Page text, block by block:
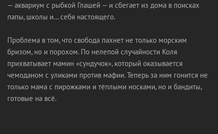
— аквариум с рыбкой Глашей — и сбегает из дома в поисках
папы, школы и... себя настоящего.
Проблема в том, что свобода пахнет не только морским
бризом, но и порохом. По нелепой случайности Коля
прихватывает мамин «сундучок», который оказывается
чемоданом с уликами против мафии. Теперь за ним гонится не
только мама с пирожками и тёплыми носками, но и бандиты,
готовые на всё.